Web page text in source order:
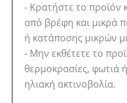
- Κρατήστε το προϊόν
από βρέφη και μικρά
ή κατάποσης μικρών
- Μην εκθέτετε το
θερμοκρασίες, φωτιά
ηλιακή ακτινοβολία.